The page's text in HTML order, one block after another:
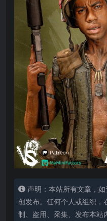
声明：本站所有文章，
创发布。任何个人或组织，
制、盗用、采集、发布本站